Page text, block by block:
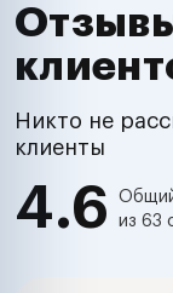
Никто не
клиенты
4.6
из 63